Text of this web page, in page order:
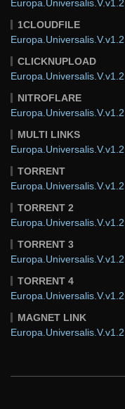
1CLOUDFILE
CLICKNUPLOAD
NITROFLARE
MULTI LINKS
TORRENT
TORRENT 2
TORRENT 3
TORRENT 4
MAGNET LINK